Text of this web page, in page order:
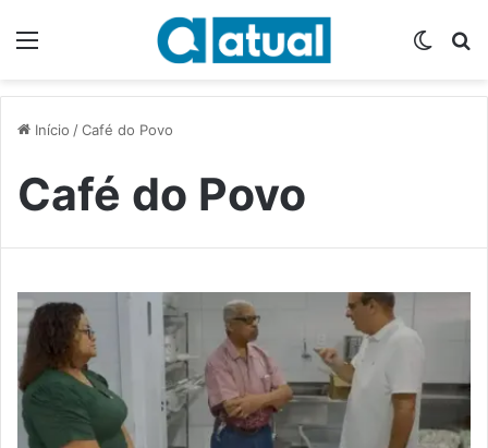
Início /Café do Povo
Café do Povo